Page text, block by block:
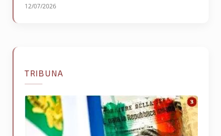
12/07/2026
TRIBUNA